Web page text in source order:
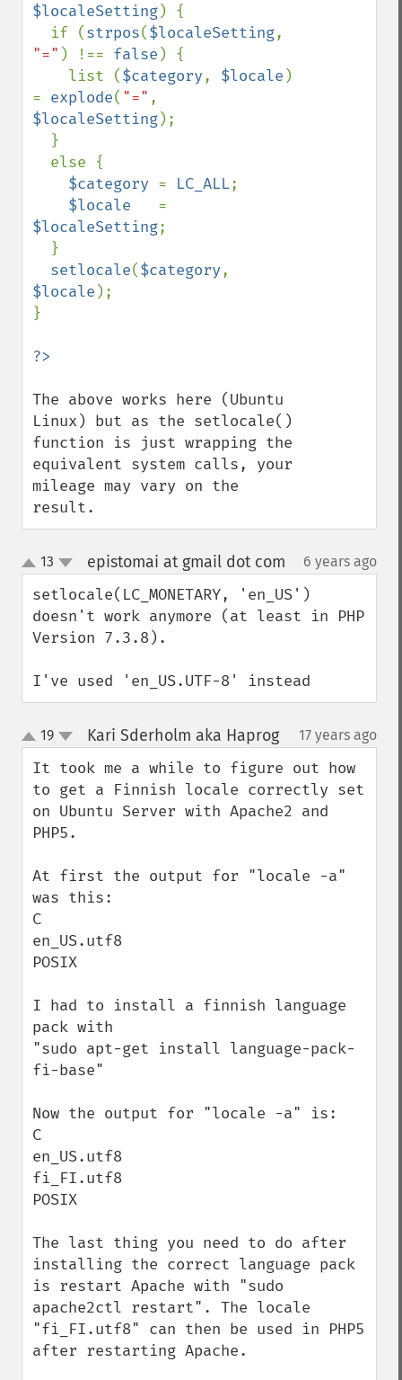
$localeSetting) {
  if (
strpos($localeSetting
"=" ) !== false ) {
    list (
$category, $locale )
= explode( "="
$localeSetting);
$category = LC_ALL;
$locale
$localeSetting;
setlocale($category
$locale );
}
The above works here (Ubuntu
Linux) but as the setlocale()
function is just wrapping the
equivalent system calls, your
mileage may vary on the
result.
up
down
13 epistomai at gmail dot com 6 years ago
setlocale(LC_MONETARY, 'en_US')
doesn't work anymore (at least in PHP
Version 7.3.8).
I've used 'en_US.UTF-8' instead
up
down
19 Kari Sderholm aka Haprog¶ 17 years ago
It took me a while to figure out how
to get a Finnish locale correctly set
on Ubuntu Server with Apache2 and
PHP5.
At first the output for "locale -a"
was this:
C
en_US.utf8
POSIX
I had to install a finnish language
pack with
"sudo apt-get install language-pack-
fi-base"
Now the output for "locale -a" is:
C
en_US.utf8
fi_FI.utf8
POSIX
The last thing you need to do after
installing the correct language pack
is restart Apache with "sudo
apache2ctl restart". The locale
"fi_FI.utf8" can then be used in PHP5
after restarting Apache.